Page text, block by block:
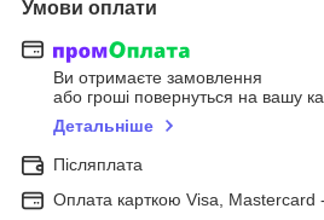
Умови оплати
Ви отримаєте замовлення
або гроші повернуться на вашу
Детальніше
Післяплата
Оплата карткою Visa, Mastercard